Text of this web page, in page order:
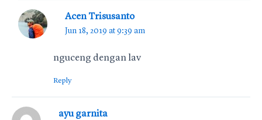
Acen Trisusanto
Jun 18, 2019 at 9:39 am
nguceng dengan lav
Reply
ayu garnita